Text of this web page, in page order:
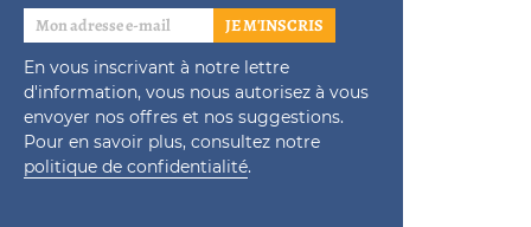
JE M'INSCRIS
En vous inscrivant à notre lettre
d'information, vous nous autorisez à vous
envoyer nos offres et nos suggestions.
Pour en savoir plus, consultez notre
politique de confidentialité.